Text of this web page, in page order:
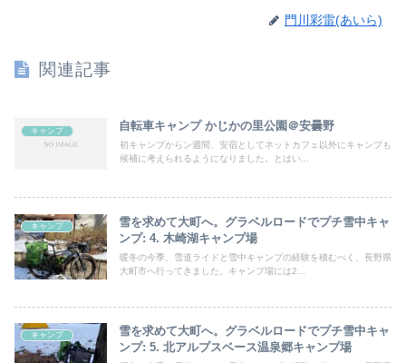
門川彩雷(あいら)
関連記事
キャンプ 自転車キャンプ かじかの里公園＠安曇野
初キャンプからン週間、安宿としてネットカフェ以外にキャンプも
候補に考えられるようになりました。とはい...
キャンプ
雪を求めて大町へ。グラベルロードでプチ雪中キャ
ンプ: 4. 木崎湖キャンプ場
暖冬の今季、雪道ライドと雪中キャンプの経験を積むべく、長野県
大町市へ行ってきました。キャンプ場には2...
キャンプ
雪を求めて大町へ。グラベルロードでプチ雪中キャ
ンプ: 5. 北アルプスベース温泉郷キャンプ場